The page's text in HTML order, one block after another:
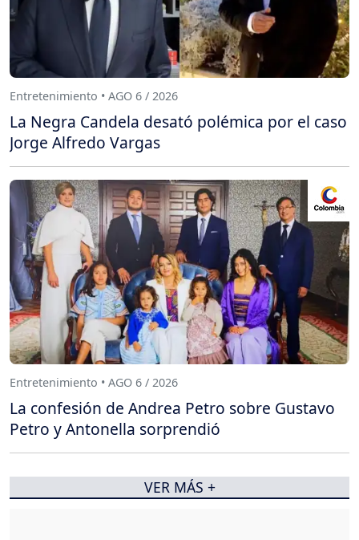
Entretenimiento • AGO 6 / 2026
La Negra Candela desató polémica por el caso
Jorge Alfredo Vargas
Entretenimiento • AGO 6 / 2026
La confesión de Andrea Petro sobre Gustavo
Petro y Antonella sorprendió
VER MÁS +